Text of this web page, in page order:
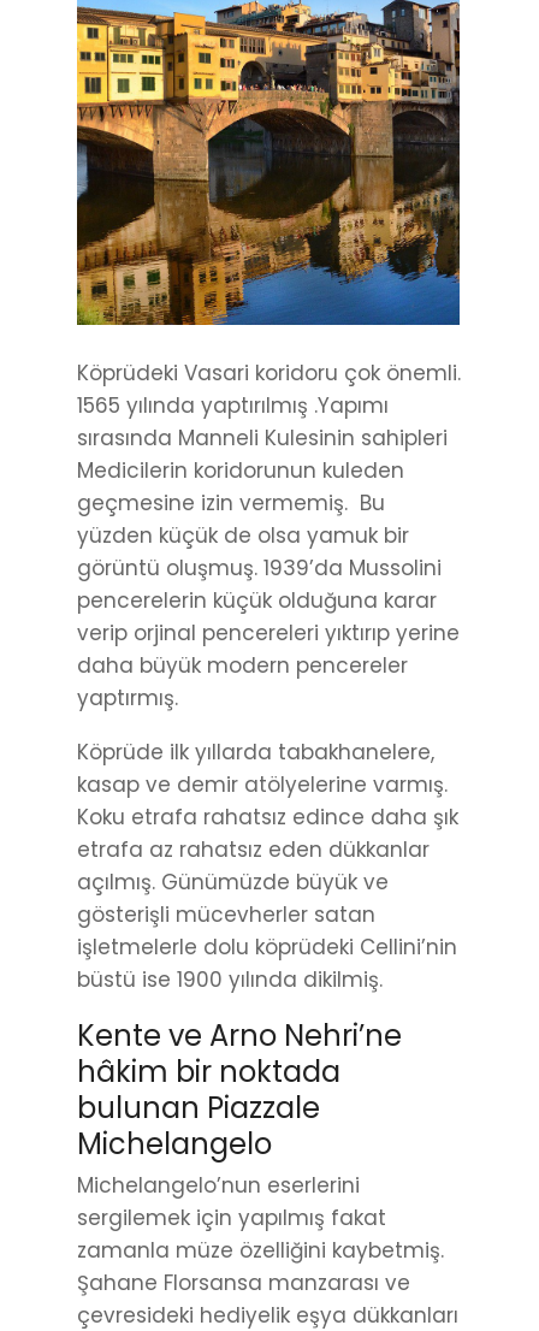
Köprüdeki Vasari koridoru çok önemli.
1565 yılında yaptırılmış .Yapımı
sırasında Manneli Kulesinin sahipleri
Medicilerin koridorunun kuleden
geçmesine izin vermemiş. Bu
yüzden küçük de olsa yamuk bir
görüntü oluşmuş. 1939’da Mussolini
pencerelerin küçük olduğuna karar
verip orjinal pencereleri yıktırıp yerine
daha büyük modern pencereler
yaptırmış.
Köprüde ilk yıllarda tabakhanelere,
kasap ve demir atölyelerine varmış.
Koku etrafa rahatsız edince daha şık
etrafa az rahatsız eden dükkanlar
açılmış. Günümüzde büyük ve
gösterişli mücevherler satan
işletmelerle dolu köprüdeki Cellini’nin
büstü ise 1900 yılında dikilmiş.
Kente ve Arno Nehri’ne
hâkim bir noktada
bulunan Piazzale
Michelangelo
Michelangelo’nun eserlerini
sergilemek için yapılmış fakat
zamanla müze özelliğini kaybetmiş.
Şahane Florsansa manzarası ve
çevresideki hediyelik eşya dükkanları